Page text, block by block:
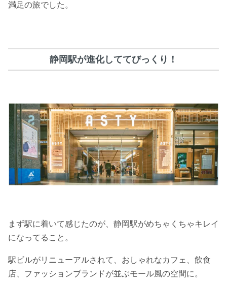
満足の旅でした。
静岡駅が進化しててびっくり！
まず駅に着いて感じたのが、静岡駅がめちゃくちゃキレイ
になってること。
駅ビルがリニューアルされて、おしゃれなカフェ、飲食
店、ファッションブランドが並ぶモール風の空間に。